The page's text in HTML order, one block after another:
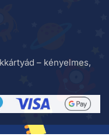
– kényelmes,